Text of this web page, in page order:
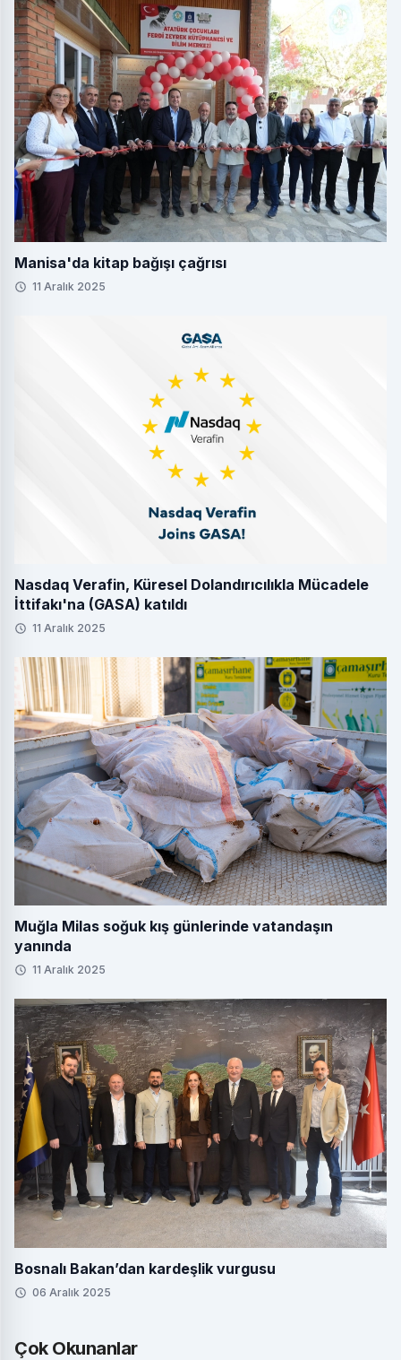
Manisa'da kitap bağışı çağrısı
11 Aralık 2025
Nasdaq Verafin, Küresel Dolandırıcılıkla Mücadele
İttifakı'na (GASA) katıldı
11 Aralık 2025
Muğla Milas soğuk kış günlerinde vatandaşın
yanında
11 Aralık 2025
Bosnalı Bakan’dan kardeşlik vurgusu
06 Aralık 2025
Çok Okunanlar